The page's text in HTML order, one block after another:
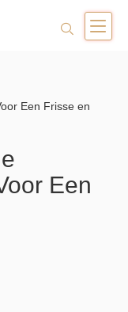
Een Frisse en
Een